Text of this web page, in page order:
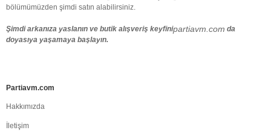
bölümümüzden şimdi satın alabilirsiniz.
Şimdi arkanıza yaslanın ve butik alışveriş keyfinipartiavm.com da
doyasıya yaşamaya başlayın.
Partiavm.com
Hakkımızda
İletişim